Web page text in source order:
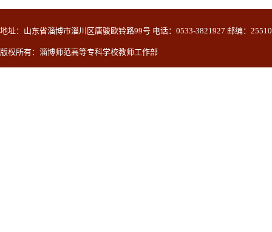
地址：山东省淄博市淄川区唐骏欧铃路99号 电话：0533-3821927 邮编：
版权所有：淄博师范高等专科学校教师工作部